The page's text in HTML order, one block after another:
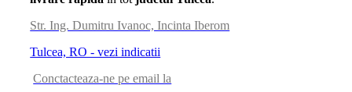
Str. Ing. Dumitru Ivanoc, Incinta Iberom
Tulcea, RO - vezi indicatii
Conctacteaza-ne pe email la